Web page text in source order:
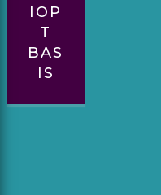
IOP
T
BAS
IS